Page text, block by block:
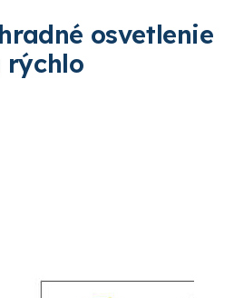
osvetlenie
rýchlo